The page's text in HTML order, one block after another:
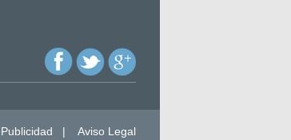
Publicidad | Aviso Legal